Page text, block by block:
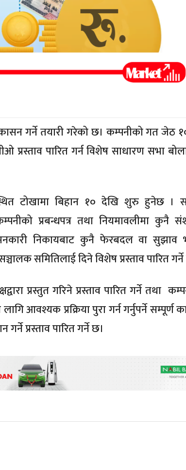
गर्ने तयारी गरेको छ। कम्पनीको गत जेठ
पारित गर्न विशेष साधारण सभा
टोखामा बिहान १० देखि शुरु हुनेछ ।
प्रबन्धपत्र तथा नियमावलीमा कुनै
निकायबाट कुनै फेरबदल वा सुझाव
समितिलाई दिने विशेष प्रस्ताव पारित
प्रस्तुत गरिने प्रस्ताव पारित गर्ने तथा
आवश्यक प्रक्रिया पुरा गर्न गर्नुपर्ने सम्पूर्ण
प्रस्ताव पारित गर्ने छ।